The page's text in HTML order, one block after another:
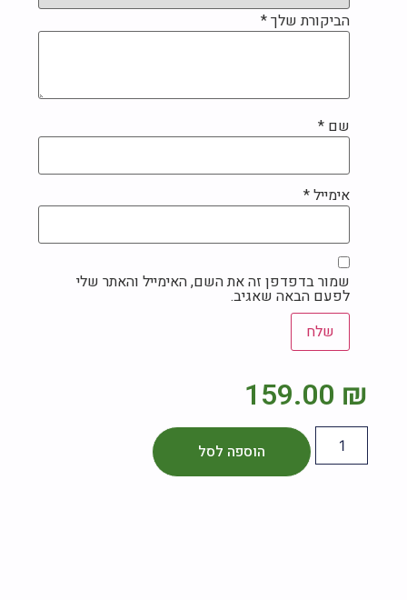
הביקורת שלך*
שם *
אימייל*
שמור בדפדפן זה את השם, האימייל והאתר שלי
לפעם הבאה שאגיב.
159.00 ₪
הוספה לסל